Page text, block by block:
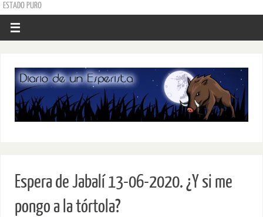
ESTADO PURO
Espera de Jabalí 13-06-2020. ¿Y si me
pongo a la tórtola?